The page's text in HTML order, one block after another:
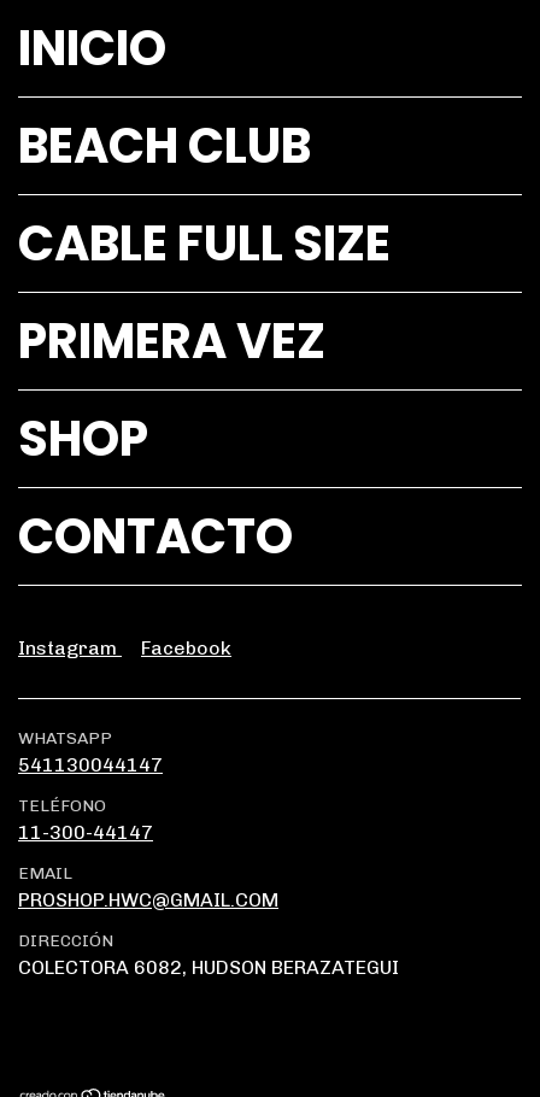
INICIO
BEACH CLUB
CABLE FULL SIZE
PRIMERA VEZ
SHOP
CONTACTO
Instagram Facebook
WHATSAPP
541130044147
TELÉFONO
11-300-44147
EMAIL
PROSHOP.HWC@GMAIL.COM
DIRECCIÓN
COLECTORA 6082, HUDSON BERAZATEGUI